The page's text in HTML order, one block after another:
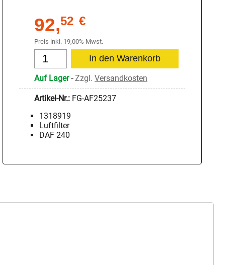
92,52 €
Preis inkl. 19,00% Mwst.
Auf Lager-Zzgl. Versandkosten
Artikel-Nr.: FG-AF25237
1318919
Luftfilter
DAF 240